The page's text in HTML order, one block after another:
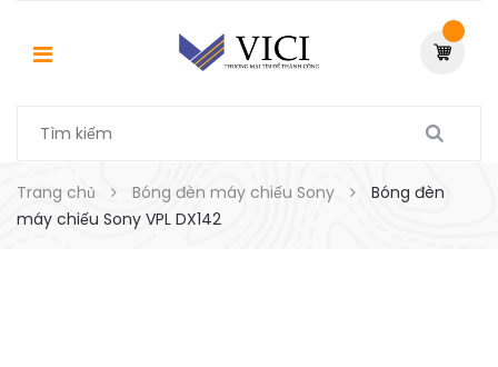
Trang chủ Bóng đèn máy chiếu Sony
Bóng đèn
máy chiếu Sony VPL DX142